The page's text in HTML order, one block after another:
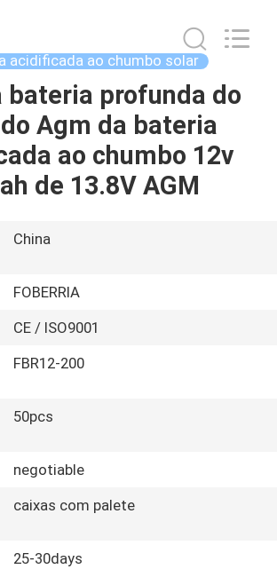
acidificada ao chumbo solar
bateria profunda do
Agm da bateria
ao chumbo 12v
de 13.8V AGM
China
FOBERRIA
CE / ISO9001
FBR12-200
50pcs
negotiable
caixas com palete
25-30days